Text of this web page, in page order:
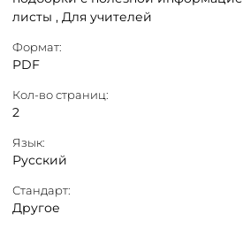
листы , Для учителей
Формат:
PDF
Кол-во страниц:
2
Язык:
Русский
Стандарт:
Другое